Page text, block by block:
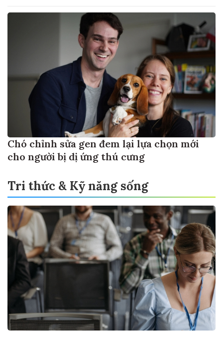
Chó chỉnh sửa gen đem lại lựa chọn mới
cho người bị dị ứng thú cưng
Tri thức & Kỹ năng sống